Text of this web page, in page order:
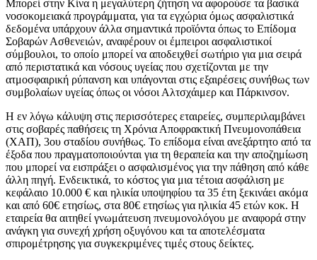
Μπορεί στην Κίνα η μεγαλύτερη ζήτηση να αφορούσε τα βασικά
νοσοκομειακά προγράμματα, για τα εγχώρια όμως ασφαλιστικά
δεδομένα υπάρχουν άλλα σημαντικά προϊόντα όπως το Επίδομα
Σοβαρών Ασθενειών, αναφέρουν οι έμπειροι ασφαλιστικοί
σύμβουλοι, το οποίο μπορεί να αποδειχθεί σωτήριο για μια σειρά
από περιστατικά και νόσους υγείας που σχετίζονται με την
ατμοσφαιρική ρύπανση και υπάγονται στις εξαιρέσεις συνήθως των
συμβολαίων υγείας όπως οι νόσοι Αλτσχάιμερ και Πάρκινσον.
Η εν λόγω κάλυψη στις περισσότερες εταιρείες, συμπεριλαμβάνει
στις σοβαρές παθήσεις τη Χρόνια Αποφρακτική Πνευμονοπάθεια
(ΧΑΠ), 3ου σταδίου συνήθως. Το επίδομα είναι ανεξάρτητο από τα
έξοδα που πραγματοποιούνται για τη θεραπεία και την αποζημίωση
που μπορεί να εισπράξει ο ασφαλισμένος για την πάθηση από κάθε
άλλη πηγή. Ενδεικτικά, το κόστος για μια τέτοια ασφάλιση με
κεφάλαιο 10.000 € και ηλικία υποψηφίου τα 35 έτη ξεκινάει ακόμα
και από 60€ ετησίως, στα 80€ ετησίως για ηλικία 45 ετών κοκ. Η
εταιρεία θα αιτηθεί γνωμάτευση πνευμονολόγου με αναφορά στην
ανάγκη για συνεχή χρήση οξυγόνου και τα αποτελέσματα
σπιρομέτρησης για συγκεκριμένες τιμές στους δείκτες.